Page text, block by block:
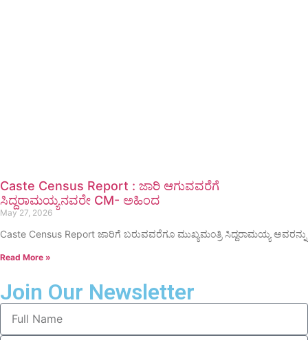
Caste Census Report : ಜಾರಿ ಆಗುವವರೆಗೆ
ಸಿದ್ದರಾಮಯ್ಯನವರೇ CM- ಅಹಿಂದ
May 27, 2026
Caste Census Report ಜಾರಿಗೆ ಬರುವವರೆಗೂ ಮುಖ್ಯಮಂತ್ರಿ ಸಿದ್ದರಾಮಯ್ಯ ಅವರನ್ನು
Read More »
Join Our Newsletter